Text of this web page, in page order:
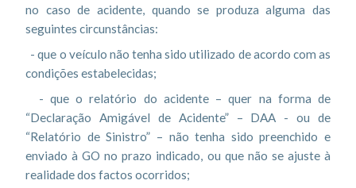
no caso de acidente, quando se produza alguma das
seguintes circunstâncias:
- que o veículo não tenha sido utilizado de acordo com as
condições estabelecidas;
- que o relatório do acidente – quer na forma de
“Declaração Amigável de Acidente” – DAA - ou de
“Relatório de Sinistro” – não tenha sido preenchido e
enviado à GO no prazo indicado, ou que não se ajuste à
realidade dos factos ocorridos;